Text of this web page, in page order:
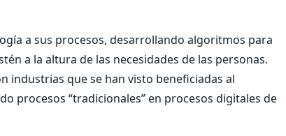
a sus procesos, desarrollando algoritmos para
a la altura de las necesidades de las personas.
industrias que se han visto beneficiadas al
procesos “tradicionales” en procesos digitales de